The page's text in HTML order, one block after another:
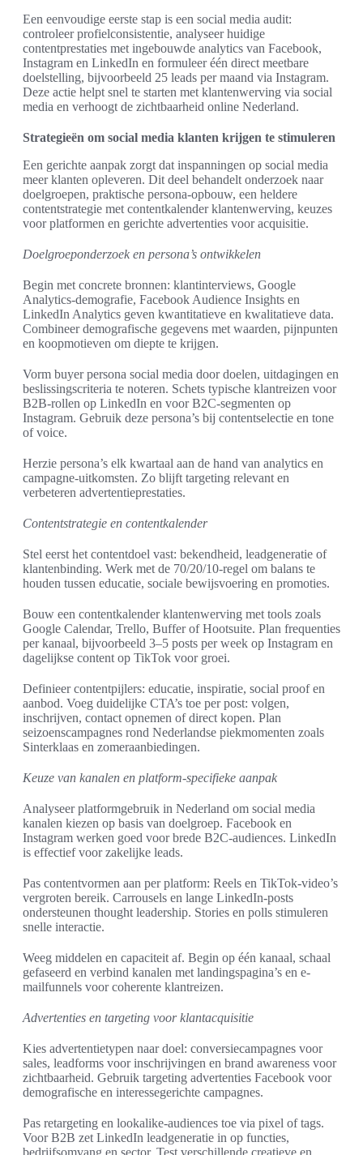
Een eenvoudige eerste stap is een social media audit:
controleer profielconsistentie, analyseer huidige
contentprestaties met ingebouwde analytics van Facebook,
Instagram en LinkedIn en formuleer één direct meetbare
doelstelling, bijvoorbeeld 25 leads per maand via Instagram.
Deze actie helpt snel te starten met klantenwerving via social
media en verhoogt de zichtbaarheid online Nederland.
Strategieën om social media klanten krijgen te stimuleren
Een gerichte aanpak zorgt dat inspanningen op social media
meer klanten opleveren. Dit deel behandelt onderzoek naar
doelgroepen, praktische persona-opbouw, een heldere
contentstrategie met contentkalender klantenwerving, keuzes
voor platformen en gerichte advertenties voor acquisitie.
Doelgroeponderzoek en persona’s ontwikkelen
Begin met concrete bronnen: klantinterviews, Google
Analytics-demografie, Facebook Audience Insights en
LinkedIn Analytics geven kwantitatieve en kwalitatieve data.
Combineer demografische gegevens met waarden, pijnpunten
en koopmotieven om diepte te krijgen.
Vorm buyer persona social media door doelen, uitdagingen en
beslissingscriteria te noteren. Schets typische klantreizen voor
B2B-rollen op LinkedIn en voor B2C-segmenten op
Instagram. Gebruik deze persona’s bij contentselectie en tone
of voice.
Herzie persona’s elk kwartaal aan de hand van analytics en
campagne-uitkomsten. Zo blijft targeting relevant en
verbeteren advertentieprestaties.
Contentstrategie en contentkalender
Stel eerst het contentdoel vast: bekendheid, leadgeneratie of
klantenbinding. Werk met de 70/20/10-regel om balans te
houden tussen educatie, sociale bewijsvoering en promoties.
Bouw een contentkalender klantenwerving met tools zoals
Google Calendar, Trello, Buffer of Hootsuite. Plan frequenties
per kanaal, bijvoorbeeld 3–5 posts per week op Instagram en
dagelijkse content op TikTok voor groei.
Definieer contentpijlers: educatie, inspiratie, social proof en
aanbod. Voeg duidelijke CTA’s toe per post: volgen,
inschrijven, contact opnemen of direct kopen. Plan
seizoenscampagnes rond Nederlandse piekmomenten zoals
Sinterklaas en zomeraanbiedingen.
Keuze van kanalen en platform-specifieke aanpak
Analyseer platformgebruik in Nederland om social media
kanalen kiezen op basis van doelgroep. Facebook en
Instagram werken goed voor brede B2C-audiences. LinkedIn
is effectief voor zakelijke leads.
Pas contentvormen aan per platform: Reels en TikTok-video’s
vergroten bereik. Carrousels en lange LinkedIn-posts
ondersteunen thought leadership. Stories en polls stimuleren
snelle interactie.
Weeg middelen en capaciteit af. Begin op één kanaal, schaal
gefaseerd en verbind kanalen met landingspagina’s en e-
mailfunnels voor coherente klantreizen.
Advertenties en targeting voor klantacquisitie
Kies advertentietypen naar doel: conversiecampagnes voor
sales, leadforms voor inschrijvingen en brand awareness voor
zichtbaarheid. Gebruik targeting advertenties Facebook voor
demografische en interessegerichte campagnes.
Pas retargeting en lookalike-audiences toe via pixel of tags.
Voor B2B zet LinkedIn leadgeneratie in op functies,